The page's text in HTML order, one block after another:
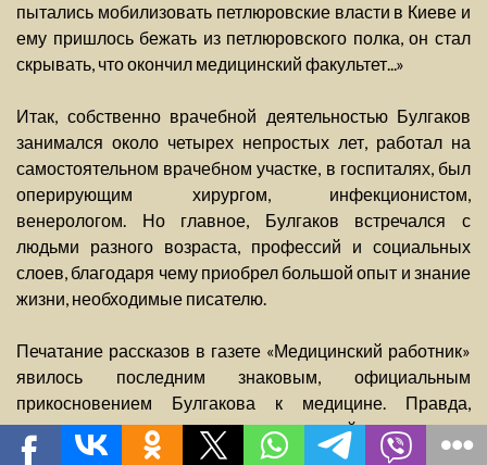
пытались мобилизовать петлюровские власти в Киеве и
ему пришлось бежать из петлюровского полка, он стал
скрывать, что окончил медицинский факультет...»
Итак, собственно врачебной деятельностью Булгаков
занимался около четырех непростых лет, работал на
самостоятельном врачебном участке, в госпиталях, был
оперирующим хирургом, инфекционистом,
венерологом. Но главное, Булгаков встречался с
людьми разного возраста, профессий и социальных
слоев, благодаря чему приобрел большой опыт и знание
жизни, необходимые писателю.
Печатание рассказов в газете «Медицинский работник»
явилось последним знаковым, официальным
прикосновением Булгакова к медицине. Правда,
нелишне упомянуть, что местный военкомат
практически до смерти писателя продолжал присылать